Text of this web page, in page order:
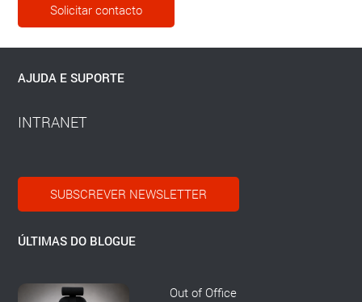
Solicitar contacto
AJUDA E SUPORTE
INTRANET
SUBSCREVER NEWSLETTER
ÚLTIMAS DO BLOGUE
Out of Office